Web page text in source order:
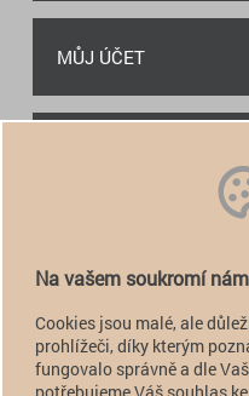
MŮJ ÚČET
Na vašem soukromí
Cookies jsou malé, ale
prohlížeči, díky kterým
fungovalo správně a dle